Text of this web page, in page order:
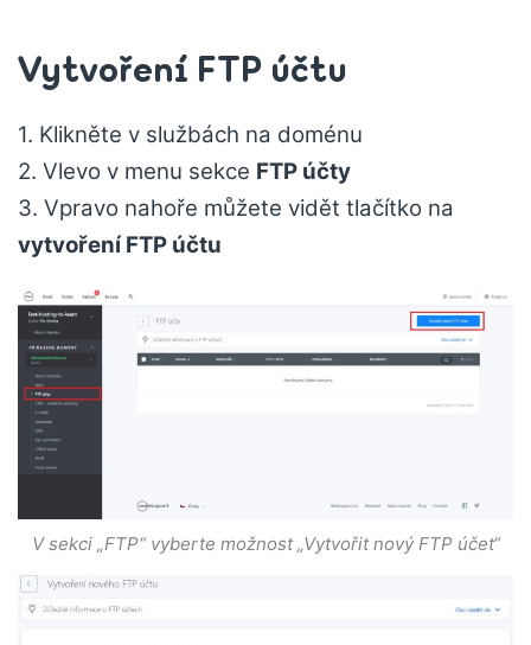
Vytvoření FTP účtu
1. Klikněte v službách na doménu
2. Vlevo v menu sekce FTP účty
3. Vpravo nahoře můžete vidět tlačítko na
vytvoření FTP účtu
V sekci „FTP“ vyberte možnost „Vytvořit nový FTP účet“